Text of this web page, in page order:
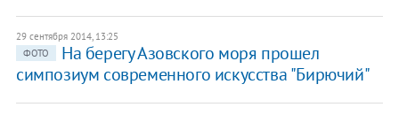
29 сентября 2014, 13:25
ФОТО
На берегу Азовского моря прошел
симпозиум современного искусства "Бирючий"